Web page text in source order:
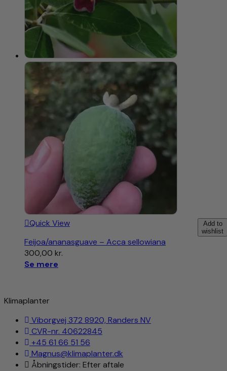
Add to
wishlist
Quick View
Feijoa/ananasguave – Acca sellowiana
300,00 kr.
Se mere
Klimaplanter
Viborgvej 372 8920, Randers NV
CVR-nr. 40622845
+45 61 66 51 56
Magnus@klimaplanter.dk
Åbningstider: Efter aftale